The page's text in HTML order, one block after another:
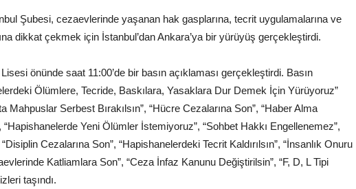
Şubesi, cezaevlerinde yaşanan hak gasplarına, tecrit uygulamalarına ve
dikkat çekmek için İstanbul’dan Ankara’ya bir yürüyüş gerçekleştirdi.
önünde saat 11:00’de bir basın açıklaması gerçekleştirdi. Basın
Ölümlere, Tecride, Baskılara, Yasaklara Dur Demek İçin Yürüyoruz”
Mahpuslar Serbest Bırakılsın”, “Hücre Cezalarına Son”, “Haber Alma
Yeni Ölümler İstemiyoruz”, “Sohbet Hakkı Engellenemez”,
Cezalarına Son”, “Hapishanelerdeki Tecrit Kaldırılsın”, “İnsanlık Onuru
Katliamlara Son”, “Ceza İnfaz Kanunu Değiştirilsin”, “F, D, L Tipi
taşındı.